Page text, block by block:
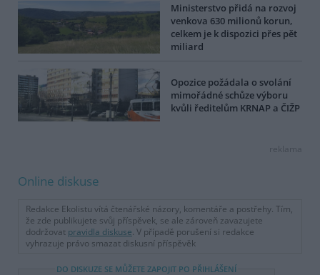
Ministerstvo přidá na rozvoj
venkova 630 milionů korun,
celkem je k dispozici přes pět
miliard
Opozice požádala o svolání
mimořádné schůze výboru
kvůli ředitelům KRNAP a ČIŽP
reklama
Online diskuse
Redakce Ekolistu vítá čtenářské názory, komentáře a postřehy. Tím,
že zde publikujete svůj příspěvek, se ale zároveň zavazujete
dodržovat pravidla diskuse. V případě porušení si redakce
vyhrazuje právo smazat diskusní příspěvěk
DO DISKUZE SE MŮŽETE ZAPOJIT PO PŘIHLÁŠENÍ